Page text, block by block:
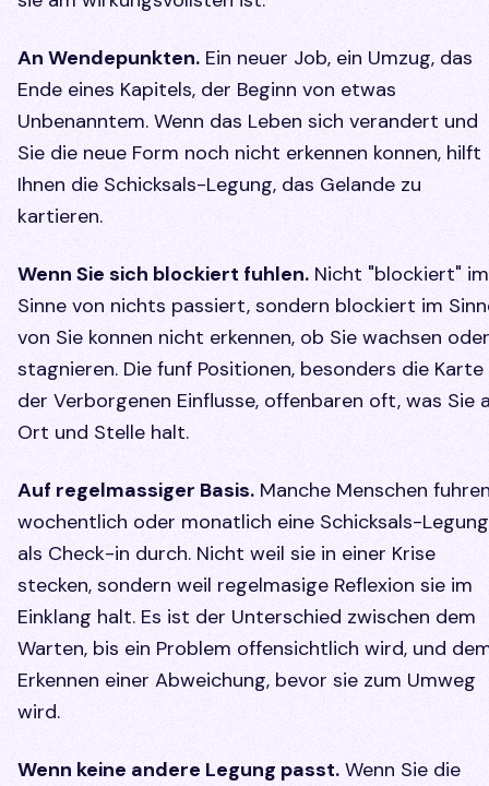
An Wendepunkten. Ein neuer Job, ein Umzug, das
Ende eines Kapitels, der Beginn von etwas
Unbenanntem. Wenn das Leben sich verandert und
Sie die neue Form noch nicht erkennen konnen, hilft
Ihnen die Schicksals-Legung, das Gelande zu
kartieren.
Wenn Sie sich blockiert fuhlen. Nicht "blockiert" im
Sinne von nichts passiert, sondern blockiert im
von Sie konnen nicht erkennen, ob Sie wachsen oder
stagnieren. Die funf Positionen, besonders die Karte
der Verborgenen Einflusse, offenbaren oft, was Sie
Ort und Stelle halt.
Auf regelmassiger Basis. Manche Menschen
wochentlich oder monatlich eine Schicksals-Legung
als Check-in durch. Nicht weil sie in einer Krise
stecken, sondern weil regelmasige Reflexion sie im
Einklang halt. Es ist der Unterschied zwischen dem
Warten, bis ein Problem offensichtlich wird, und
Erkennen einer Abweichung, bevor sie zum Umweg
wird.
Wenn keine andere Legung passt. Wenn Sie die